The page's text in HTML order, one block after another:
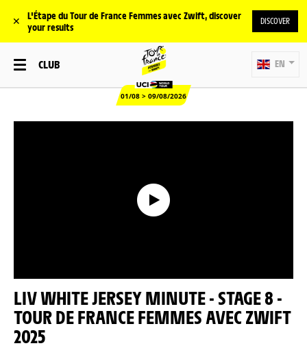
✕
L'Étape du Tour de France Femmes avec Zwift, discover
your results
DISCOVER
CLUB
01/08 > 09/08/2026
EN
LIV WHITE JERSEY MINUTE - STAGE 8 -
TOUR DE FRANCE FEMMES AVEC ZWIFT
2025